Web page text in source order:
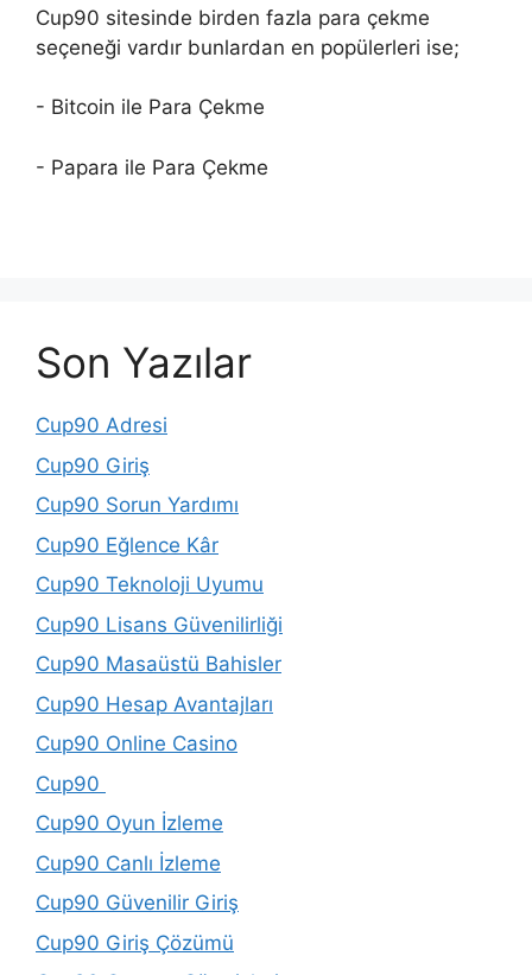
Cup90 sitesinde birden fazla para çekme
seçeneği vardır bunlardan en popülerleri ise;
- Bitcoin ile Para Çekme
- Papara ile Para Çekme
Son Yazılar
Cup90 Adresi
Cup90 Giriş
Cup90 Sorun Yardımı
Cup90 Eğlence Kâr
Cup90 Teknoloji Uyumu
Cup90 Lisans Güvenilirliği
Cup90 Masaüstü Bahisler
Cup90 Hesap Avantajları
Cup90 Online Casino
Cup90
Cup90 Oyun İzleme
Cup90 Canlı İzleme
Cup90 Güvenilir Giriş
Cup90 Giriş Çözümü